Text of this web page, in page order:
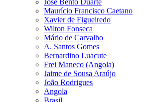
José Bento Duarte
Maurício Francisco Caetano
Xavier de Figueiredo
Wilton Fonseca
Mário de Carvalho
A. Santos Gomes
Bernardino Luacute
Frei Maneco (Angola)
Jaime de Sousa Araújo
João Rodrigues
Angola
Brasil